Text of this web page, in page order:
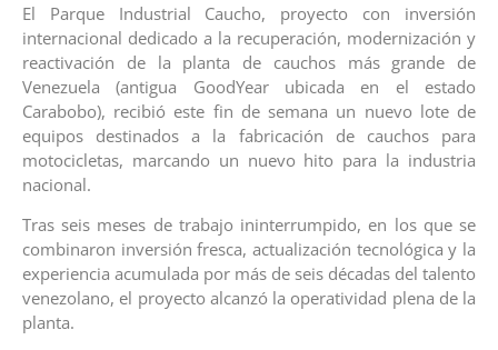
El Parque Industrial Caucho, proyecto con inversión
internacional dedicado a la recuperación, modernización y
reactivación de la planta de cauchos más grande de
Venezuela (antigua GoodYear ubicada en el estado
Carabobo), recibió este fin de semana un nuevo lote de
equipos destinados a la fabricación de cauchos para
motocicletas, marcando un nuevo hito para la industria
nacional.
Tras seis meses de trabajo ininterrumpido, en los que se
combinaron inversión fresca, actualización tecnológica y la
experiencia acumulada por más de seis décadas del talento
venezolano, el proyecto alcanzó la operatividad plena de la
planta.